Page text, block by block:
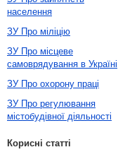
населення
ЗУ Про міліцію
ЗУ Про місцеве
самоврядування в Україні
ЗУ Про охорону праці
ЗУ Про регулювання
містобудівної діяльності
Корисні статті